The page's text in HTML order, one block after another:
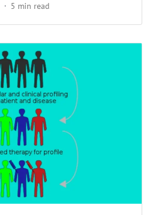
5 min read